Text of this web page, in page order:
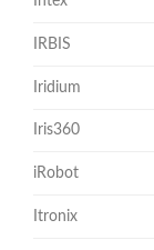
IRBIS
Iridium
Iris360
iRobot
Itronix